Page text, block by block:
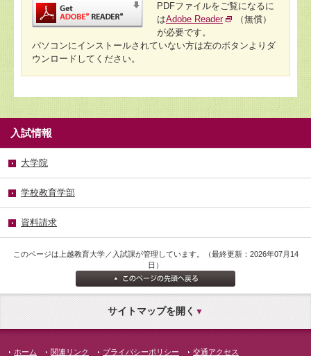
PDFファイルをご覧になるに
はAdobe Reader
（無償）
が必要です。
パソコンにインストールされていない方は左のボタンよりダ
ウンロードしてください。
入試情報
大学院
学校教育学部
資料請求
このページは上越教育大学／入試課が管理しています。（最終更新：2026年07月14
日）
サイトマップを開く
ホーム 関連リンク プライバシーポリシー 交通アクセス